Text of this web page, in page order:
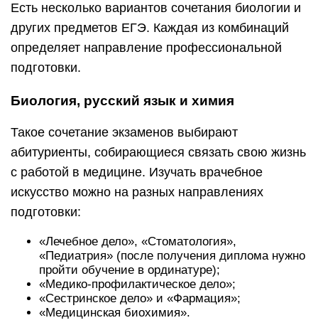
Есть несколько вариантов сочетания биологии и
других предметов ЕГЭ. Каждая из комбинаций
определяет направление профессиональной
подготовки.
Биология, русский язык и химия
Такое сочетание экзаменов выбирают
абитуриенты, собирающиеся связать свою жизнь
с работой в медицине. Изучать врачебное
искусство можно на разных направлениях
подготовки:
«Лечебное дело», «Стоматология»,
«Педиатрия» (после получения диплома нужно
пройти обучение в ординатуре);
«Медико-профилактическое дело»;
«Сестринское дело» и «Фармация»;
«Медицинская биохимия».